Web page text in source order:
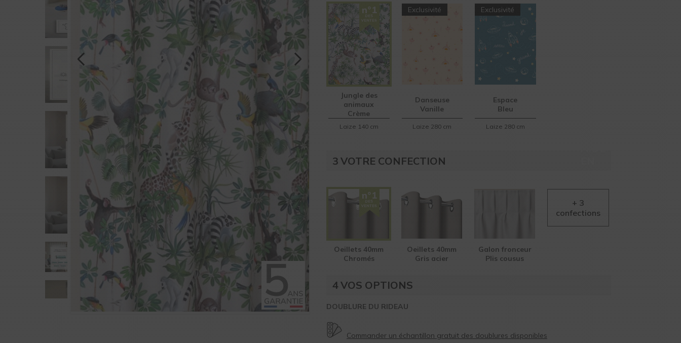
Jungle des
animaux
Crème
Laize 140 cm
Exclusivité
Danseuse
Vanille
Laize 280 cm
Exclusivité
Espace
Bleu
Laize 280 cm
3 VOTRE CONFECTION
Oeillets 40mm
Chromés
Oeillets 40mm
Gris acier
Galon fronceur
Plis cousus
4 VOS OPTIONS
DOUBLURE DU RIDEAU
Commander un échantillon gratuit des doublures disponibles